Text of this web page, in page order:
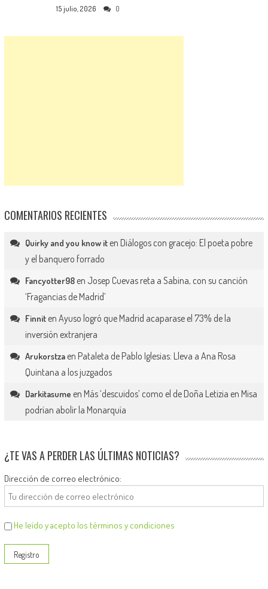
15 julio, 2026 0
COMENTARIOS RECIENTES
Quirky and you know iten Diálogos con gracejo: El poeta pobre
y el banquero forrado
Fancyotter98en Josep Cuevas reta a Sabina, con su canción
‘Fragancias de Madrid’
Finniten Ayuso logró que Madrid acaparase el 73% de la
inversión extranjera
Arukorstzaen Pataleta de Pablo Iglesias: Lleva a Ana Rosa
Quintana a los juzgados
Darkitasume en Más ‘descuidos’ como el de Doña Letizia en Misa
podrían abolir la Monarquía
¿TE VAS A PERDER LAS ÚLTIMAS NOTICIAS?
Dirección de correo electrónico:
He leído y acepto los términos y condiciones